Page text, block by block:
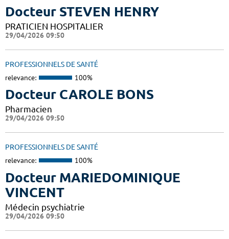
Docteur STEVEN HENRY
PRATICIEN HOSPITALIER
29/04/2026 09:50
PROFESSIONNELS DE SANTÉ
relevance: 100%
Docteur CAROLE BONS
Pharmacien
29/04/2026 09:50
PROFESSIONNELS DE SANTÉ
relevance: 100%
Docteur MARIEDOMINIQUE
VINCENT
Médecin psychiatrie
29/04/2026 09:50